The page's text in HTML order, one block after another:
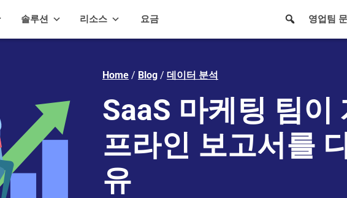
솔루션 리소스 요금 영업팀
Home / Blog / 데이터 분석
SaaS 마케팅 팀이
프라인 보고서를
유